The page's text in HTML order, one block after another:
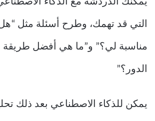
التي قد تهمك، وطرح أسئلة مثل
مناسبة لي؟” و”ما هي أفضل طريقة
الدور؟”
يمكن للذكاء الاصطناعي بعد ذلك